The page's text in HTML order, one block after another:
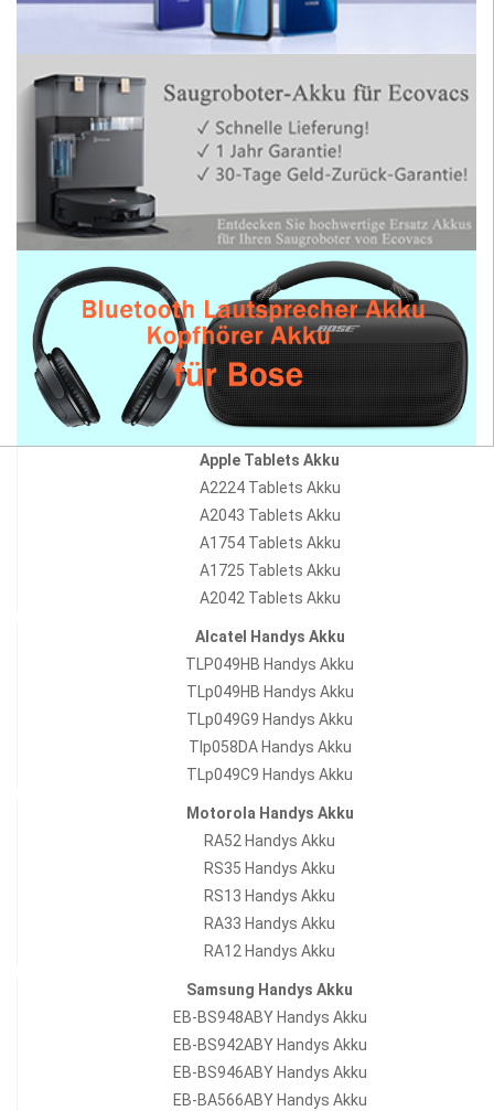
Apple Tablets Akku
A2224 Tablets Akku
A2043 Tablets Akku
A1754 Tablets Akku
A1725 Tablets Akku
A2042 Tablets Akku
Alcatel Handys Akku
TLP049HB Handys Akku
TLp049HB Handys Akku
TLp049G9 Handys Akku
Tlp058DA Handys Akku
TLp049C9 Handys Akku
Motorola Handys Akku
RA52 Handys Akku
RS35 Handys Akku
RS13 Handys Akku
RA33 Handys Akku
RA12 Handys Akku
Samsung Handys Akku
EB-BS948ABY Handys Akku
EB-BS942ABY Handys Akku
EB-BS946ABY Handys Akku
EB-BA566ABY Handys Akku